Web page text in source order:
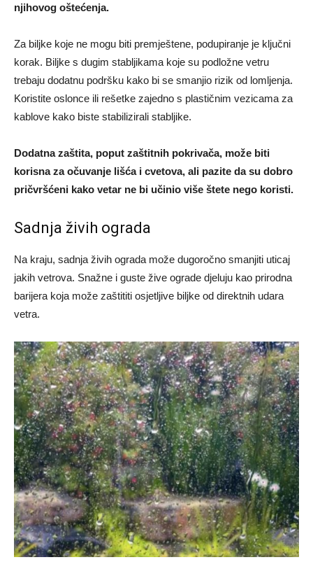
njihovog oštećenja.
Za biljke koje ne mogu biti premještene, podupiranje je ključni
korak. Biljke s dugim stabljikama koje su podložne vetru
trebaju dodatnu podršku kako bi se smanjio rizik od lomljenja.
Koristite oslonce ili rešetke zajedno s plastičnim vezicama za
kablove kako biste stabilizirali stabljike.
Dodatna zaštita, poput zaštitnih pokrivača, može biti
korisna za očuvanje lišća i cvetova, ali pazite da su dobro
pričvršćeni kako vetar ne bi učinio više štete nego koristi.
Sadnja živih ograda
Na kraju, sadnja živih ograda može dugoročno smanjiti uticaj
jakih vetrova. Snažne i guste žive ograde djeluju kao prirodna
barijera koja može zaštititi osjetljive biljke od direktnih udara
vetra.